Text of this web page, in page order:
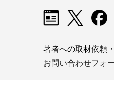
著者への取材依頼
お問い合わせフォ